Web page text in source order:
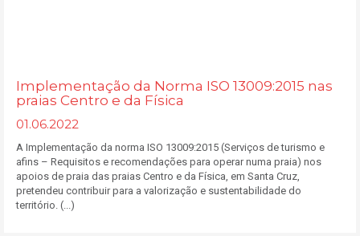
Implementação da Norma ISO 13009:2015 nas
praias Centro e da Física
01.06.2022
A Implementação da norma ISO 13009:2015 (Serviços de turismo e
afins – Requisitos e recomendações para operar numa praia) nos
apoios de praia das praias Centro e da Física, em Santa Cruz,
pretendeu contribuir para a valorização e sustentabilidade do
território. (...)